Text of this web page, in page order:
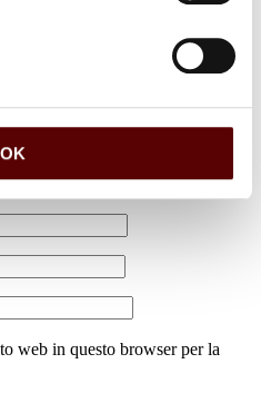
OK
web in questo browser per la